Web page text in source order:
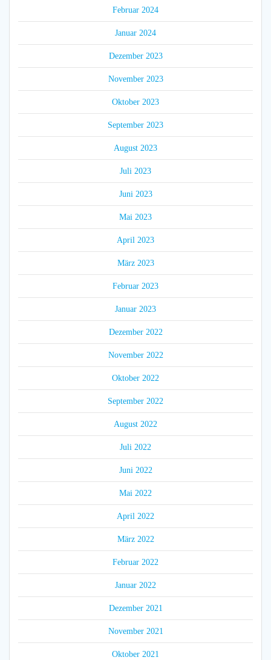
Februar 2024
Januar 2024
Dezember 2023
November 2023
Oktober 2023
September 2023
August 2023
Juli 2023
Juni 2023
Mai 2023
April 2023
März 2023
Februar 2023
Januar 2023
Dezember 2022
November 2022
Oktober 2022
September 2022
August 2022
Juli 2022
Juni 2022
Mai 2022
April 2022
März 2022
Februar 2022
Januar 2022
Dezember 2021
November 2021
Oktober 2021